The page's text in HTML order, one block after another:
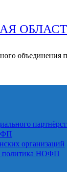
объединения
организаций
политика НОФП